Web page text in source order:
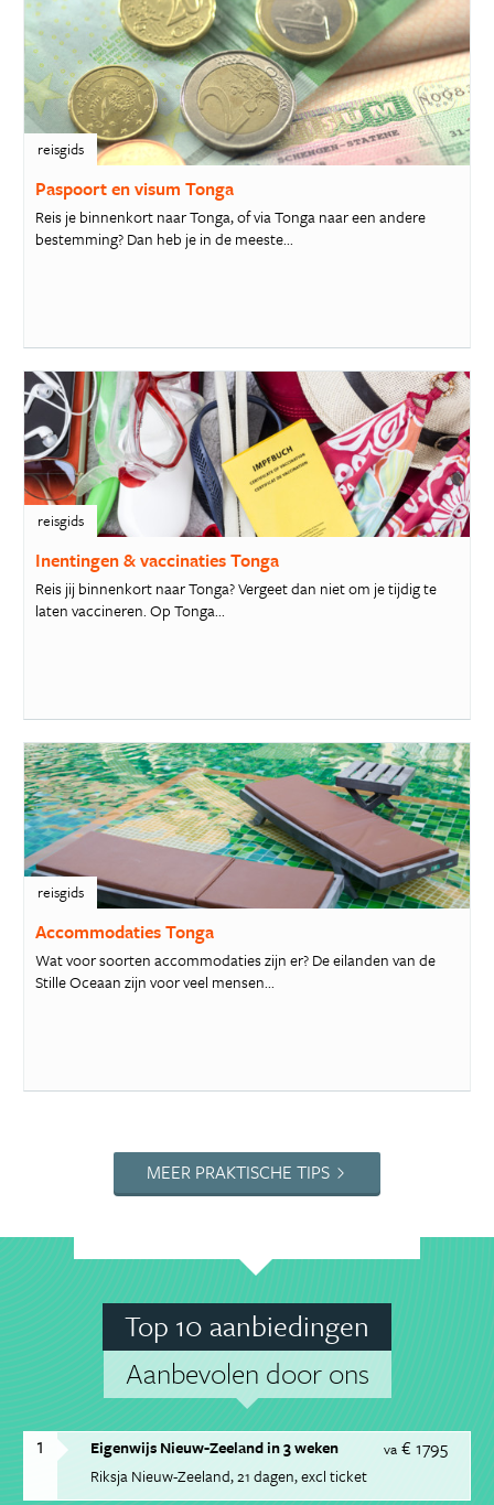
reisgids
Paspoort en visum Tonga
Reis je binnenkort naar Tonga, of via Tonga naar een andere
bestemming? Dan heb je in de meeste...
reisgids
Inentingen & vaccinaties Tonga
Reis jij binnenkort naar Tonga? Vergeet dan niet om je tijdig te
laten vaccineren. Op Tonga...
reisgids
Accommodaties Tonga
Wat voor soorten accommodaties zijn er? De eilanden van de
Stille Oceaan zijn voor veel mensen...
MEER PRAKTISCHE TIPS
Top 10 aanbiedingen
Aanbevolen door ons
1 va € 1795
Eigenwijs Nieuw-Zeeland in 3 weken
Riksja Nieuw-Zeeland 21 dagen excl ticket